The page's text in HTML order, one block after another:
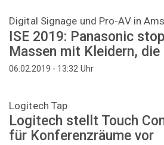
Digital Signage und Pro-AV in
ISE 2019: Panasonic
Massen mit Kleidern,
06.02.2019 - 13:32 Uhr
Logitech Tap
Logitech stellt Touch
für Konferenzräume vor